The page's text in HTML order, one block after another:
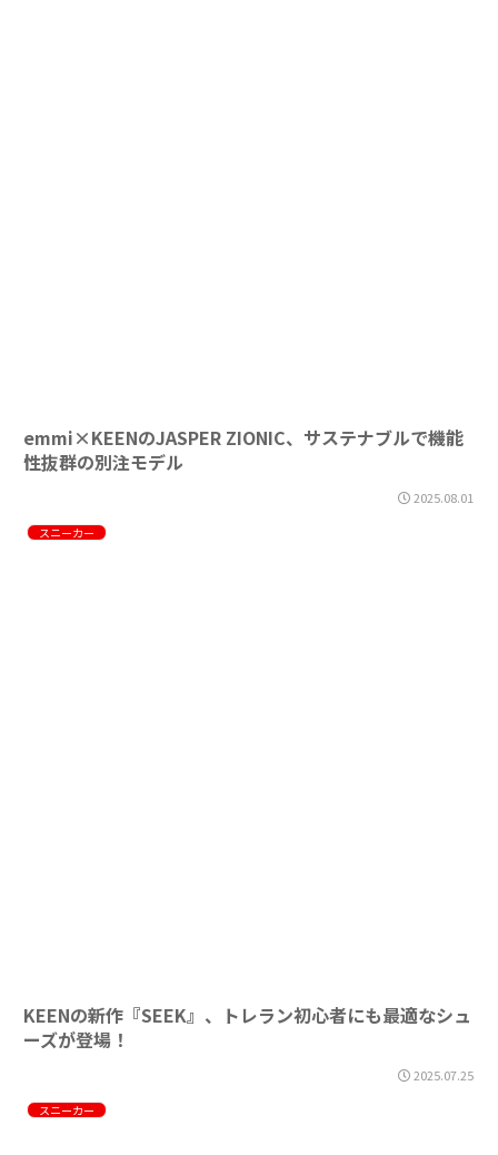
emmi×KEENのJASPER ZIONIC、サステナブルで機能
性抜群の別注モデル
2025.08.01
スニーカー
KEENの新作『SEEK』、トレラン初心者にも最適なシュ
ーズが登場！
2025.07.25
スニーカー